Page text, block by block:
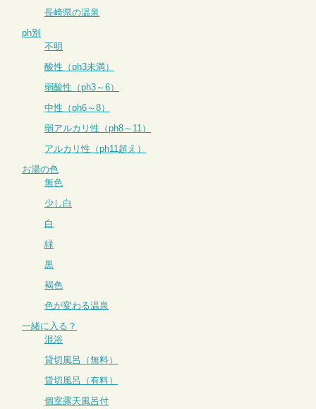
長崎県の温泉
ph別
不明
酸性（ph3未満）
弱酸性（ph3～6）
中性（ph6～8）
弱アルカリ性（ph8～11）
アルカリ性（ph11超え）
お湯の色
無色
少し白
白
緑
黒
褐色
色が変わる温泉
一緒に入る？
混浴
貸切風呂（無料）
貸切風呂（有料）
個室露天風呂付